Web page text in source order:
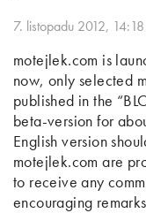
7. listopadu 2012, 14:18
motejlek.com is
now, only selected
published in the
beta-version for
English version
motejlek.com are
to receive any
encouraging